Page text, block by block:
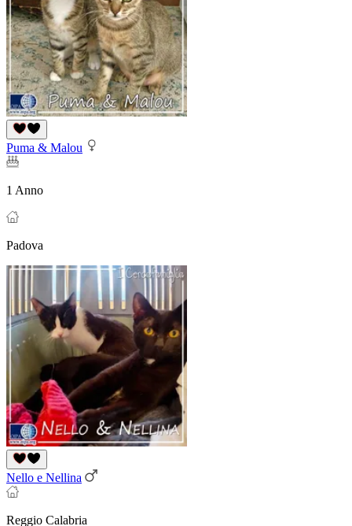
Puma & Malou
1 Anno
Padova
Nello e Nellina
Reggio Calabria